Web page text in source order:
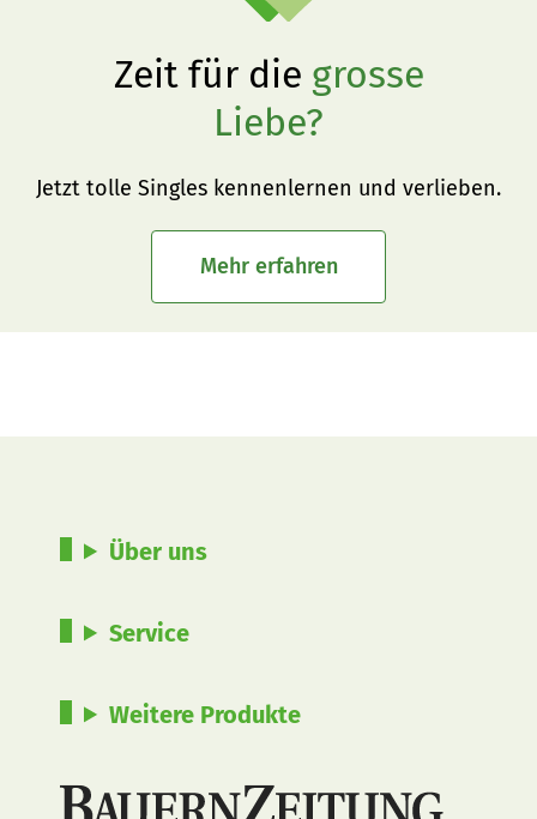
Zeit für die grosse
Liebe?
Jetzt tolle Singles kennenlernen und verlieben.
Mehr erfahren
Über uns
Service
Weitere Produkte